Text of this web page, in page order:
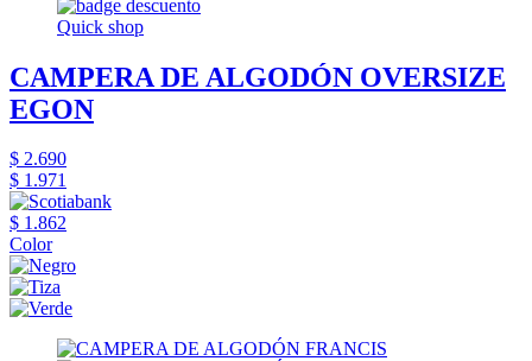
Quick shop
CAMPERA DE ALGODÓN OVERSIZE
EGON
$ 2.690
$ 1.971
$ 1.862
Color